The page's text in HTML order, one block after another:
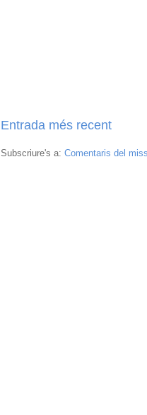
Entrada més recent
Subscriure's a: Comentaris del